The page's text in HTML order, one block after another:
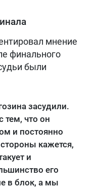
мнение
финального
были
засудили.
тем, что он
и постоянно
кажется,
и
его
в блок, а мы